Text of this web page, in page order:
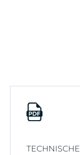
TECHNISCHE